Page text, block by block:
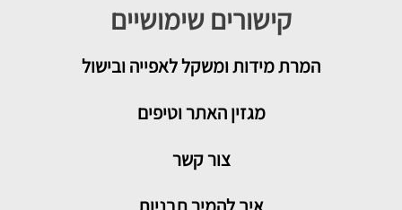
קישורים שימושיים
המרת מידות ומשקל לאפייה ובישול
מגזין האתר וטיפים
צור קשר